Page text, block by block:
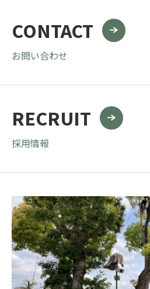
CONTACT
お問い合わせ
RECRUIT
採用情報